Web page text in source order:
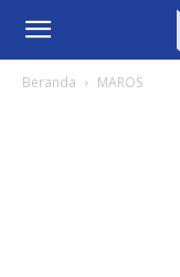
Beranda MAROS